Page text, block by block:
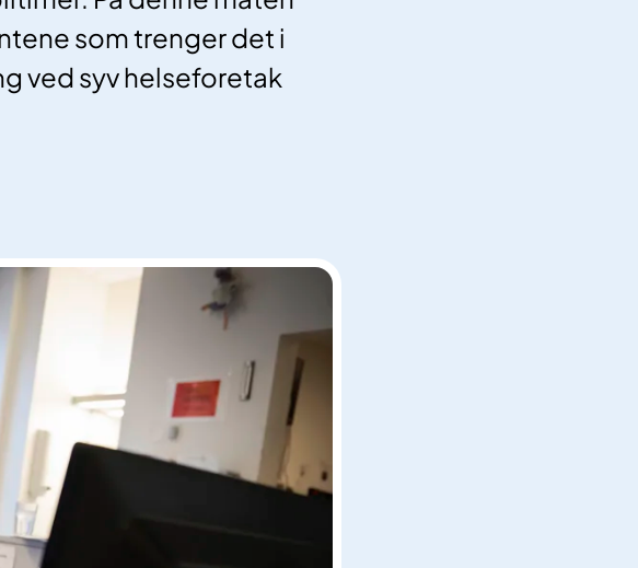
som trenger det i
ved syv helseforetak